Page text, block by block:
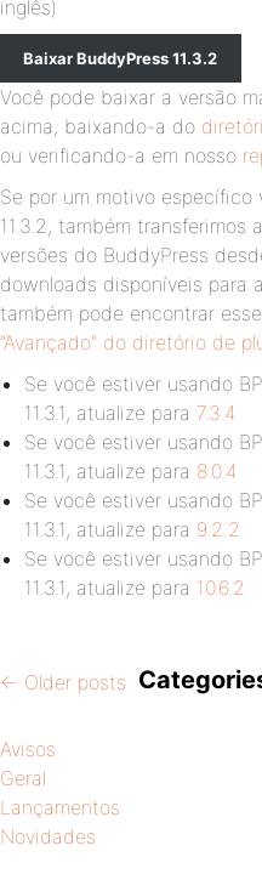
inglês)
Baixar BuddyPress 11.3.2
Você pode baixar a versão
acima, baixando-a do
ou verificando-a em nosso
Se por um motivo específico
11.3.2, também transferimos
versões do BuddyPress
downloads disponíveis para
também pode encontrar
“Avançado” do diretório de
Se você estiver usando
11.3.1, atualize para 7.3.4
Se você estiver usando
11.3.1, atualize para 8.0.4
Se você estiver usando
11.3.1, atualize para 9.2.2
Se você estiver usando
11.3.1, atualize para 10.6.2
← Older posts
Avisos
Geral
Lançamentos
Novidades